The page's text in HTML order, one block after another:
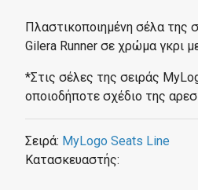
Πλαστικοποιημένη σέλα της
Gilera Runner σε χρώμα γκρι
*Στις σέλες της σειράς
οποιοδήποτε σχέδιο της
Σειρά: MyLogo Seats Line
Κατασκευαστής: